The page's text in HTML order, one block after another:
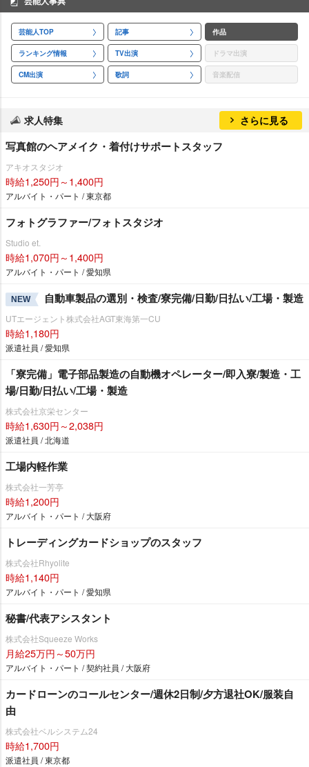
芸能人TOP 記事 作品
ランキング情報 TV出演 ドラマ出演
CM出演 歌詞 音楽配信
求人特集 さらに見る
写真館のヘアメイク・着付けサポートスタッフ
アキオスタジオ
時給1,250円～1,400円
アルバイト・パート / 東京都
フォトグラファー/フォトスタジオ
Studio et.
時給1,070円～1,400円
アルバイト・パート / 愛知県
NEW 自動車製品の選別・検査/寮完備/日勤/日払い/工場・製造
UTエージェント株式会社AGT東海第一CU
時給1,180円
派遣社員 / 愛知県
「寮完備」電子部品製造の自動機オペレーター/即入寮/製造・工
場/日勤/日払い/工場・製造
株式会社京栄センター
時給1,630円～2,038円
派遣社員 / 北海道
工場内軽作業
株式会社一芳亭
時給1,200円
アルバイト・パート / 大阪府
トレーディングカードショップのスタッフ
株式会社Rhyolite
時給1,140円
アルバイト・パート / 愛知県
秘書/代表アシスタント
株式会社Squeeze Works
月給25万円～50万円
アルバイト・パート / 契約社員 / 大阪府
カードローンのコールセンター/週休2日制/夕方退社OK/服装自
由
株式会社ベルシステム24
時給1,700円
派遣社員 / 東京都